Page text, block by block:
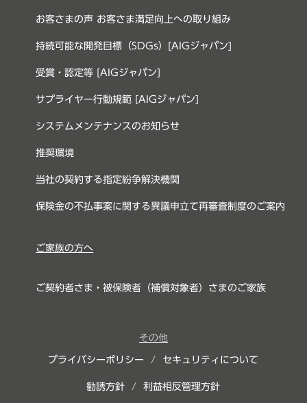
お客さまの声 お客さま満足向上への取り組み
持続可能な開発目標（SDGs）[AIGジャパン]
受賞・認定等 [AIGジャパン]
サプライヤー行動規範 [AIGジャパン]
システムメンテナンスのお知らせ
推奨環境
当社の契約する指定紛争解決機関
保険金の不払事案に関する異議申立て再審査制度のご案内
ご家族の方へ
ご契約者さま・被保険者（補償対象者）さまのご家族
その他
プライバシーポリシー / セキュリティについて
勧誘方針 /利益相反管理方針